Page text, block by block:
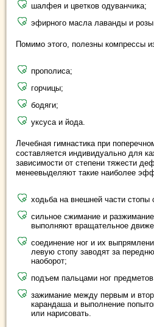
шалфея и цветков одуванчика;
эфирного масла лаванды и розы.
Помимо этого, полезны компрессы
прополиса;
горчицы;
бодяги;
уксуса и йода.
Лечебная гимнастика при
составляется индивидуально для
зависимости от степени тяжести
менеевыделяют такие наиболее
ходьба на внешней части стопы
сильное сжимание и
выполняют вращательное
соединение ног и их
левую стопу заводят за
наоборот;
подъем пальцами ног
зажимание между первым и
карандаша и выполнение
или нарисовать.